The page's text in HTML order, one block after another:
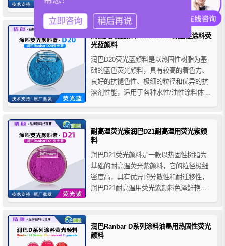
于各种水性和油性涂料、油漆、油墨、色
母、纺织印花色浆、纸张印刷、儿童玩
具、体育用品、文具用品、蜡笔等诸多行
业领域的着色应用。
润巴荧光蓝颜料Ranbar D20热固性涂料荧
光蓝颜料
润巴D20荧光蓝颜料是以热固性树脂为基
础的蓝色荧光颜料，具有较高的着色力、
良好的抗褪色性、极细的粒径和优异的抗
溶剂性能，适用于各种水性/油性涂料体
通护栏、安全标志、地下停车场、服饰印
花、渔具等需要鲜艳明亮色彩的应用领域
耐高温荧光紫润巴D21耐高温用荧光紫颜
料
润巴D21荧光颜料是一款以热固性树脂为
基础的耐高温荧光紫颜料，它的粒径极细
密度高，具有优异的分散性和耐迁移性，
润巴D21耐高温用荧光紫颜料色泽鲜艳亮
末涂料和塑胶等产品的着色。
润巴Ranbar D系列涂料油墨用热固性荧光
颜料
立即咨询 稍后再说